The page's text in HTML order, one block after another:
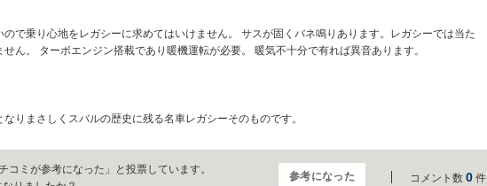
で乗り心地をレガシーに求めてはいけません。 サスが固くバネ鳴りあります。レガシーでは当た
せん。 ターボエンジン搭載であり暖機運転が必要。 暖気不十分で有れば異音あります。
りまさしくスバルの歴史に残る名車レガシーそのものです。
コミが参考になった」と投票しています。
参考になった コメント数 0 件